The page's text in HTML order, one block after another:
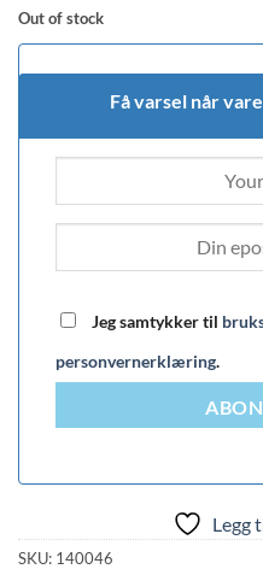
Out of stock
Få varsel når
Jeg samtykker til
personvernerklæring.
Legg
SKU: 140046